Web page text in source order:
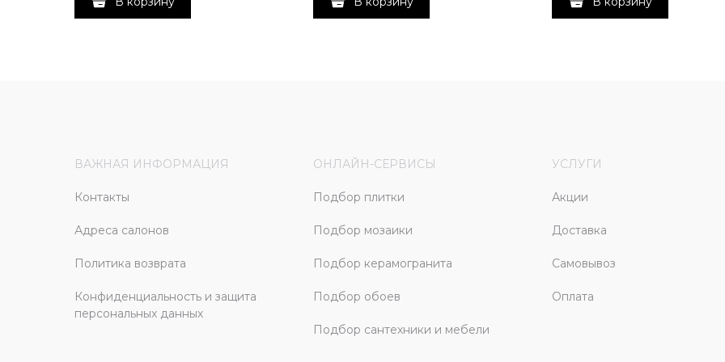
ВАЖНАЯ ИНФОРМАЦИЯ
Контакты
Адреса салонов
Политика возврата
Конфиденциальность и защита
персональных данных
ОНЛАЙН-СЕРВИСЫ
Подбор плитки
Подбор мозаики
Подбор керамогранита
Подбор обоев
Подбор сантехники и мебели
УСЛУГИ
Акции
Доставка
Самовывоз
Оплата